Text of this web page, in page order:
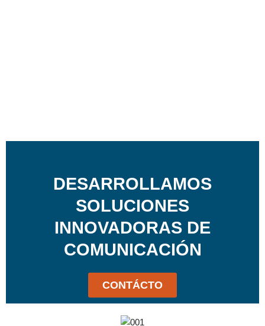
DESARROLLAMOS
SOLUCIONES
INNOVADORAS DE
COMUNICACIÓN
CONTÁCTO